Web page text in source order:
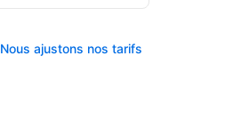
Nous ajustons nos tarifs